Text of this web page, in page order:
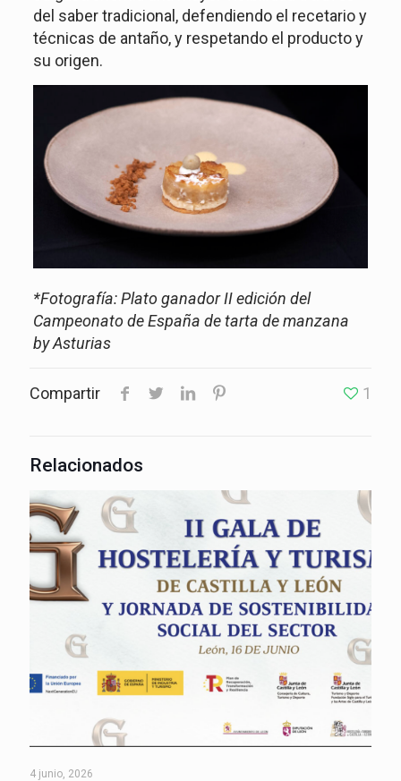
del saber tradicional, defendiendo el recetario y
técnicas de antaño, y respetando el producto y
su origen.
*Fotografía: Plato ganador II edición del
Campeonato de España de tarta de manzana
by Asturias
Compartir 1
Relacionados
4 junio, 2026